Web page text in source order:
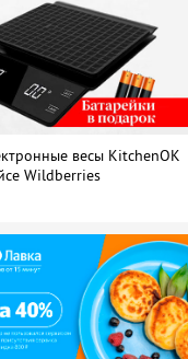
весы KitchenOK
Wildberries